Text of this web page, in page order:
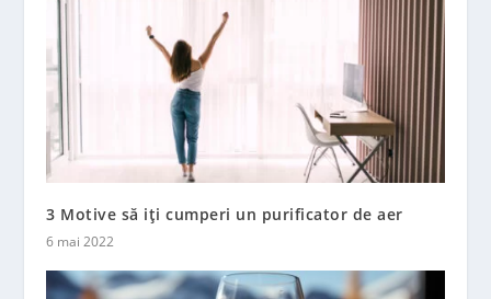
3 Motive să iți cumperi un purificator de aer
6 mai 2022